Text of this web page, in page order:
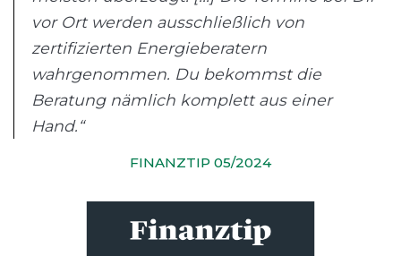
vor Ort werden ausschließlich von
zertifizierten Energieberatern
wahrgenommen. Du bekommst die
Beratung nämlich komplett aus einer
Hand.“
FINANZTIP 05/2024